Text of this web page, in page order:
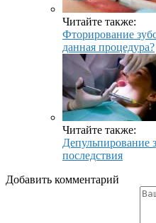
Читайте также:
Фторирование
данная процедура?
Читайте также:
Депульпирование
последствия
Добавить комментарий